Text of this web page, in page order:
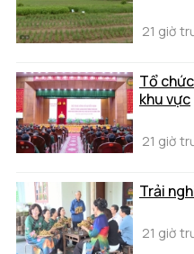
21 giờ
Tổ
khu vực
21 giờ
Trải
21 giờ